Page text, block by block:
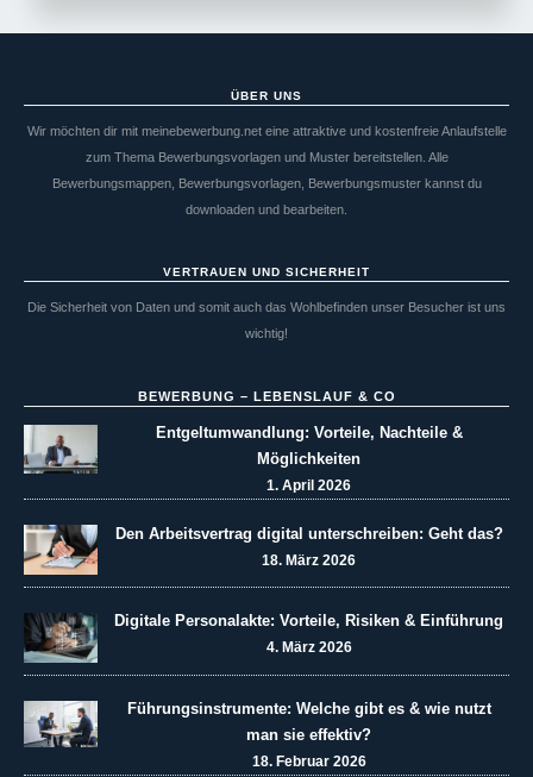
ÜBER UNS
Wir möchten dir mit meinebewerbung.net eine attraktive und kostenfreie Anlaufstelle
zum Thema Bewerbungsvorlagen und Muster bereitstellen. Alle
Bewerbungsmappen, Bewerbungsvorlagen, Bewerbungsmuster kannst du
downloaden und bearbeiten.
VERTRAUEN UND SICHERHEIT
Die Sicherheit von Daten und somit auch das Wohlbefinden unser Besucher ist uns
wichtig!
BEWERBUNG – LEBENSLAUF & CO
Entgeltumwandlung: Vorteile, Nachteile &
Möglichkeiten
1. April 2026
Den Arbeitsvertrag digital unterschreiben: Geht das?
18. März 2026
Digitale Personalakte: Vorteile, Risiken & Einführung
4. März 2026
Führungsinstrumente: Welche gibt es & wie nutzt
man sie effektiv?
18. Februar 2026